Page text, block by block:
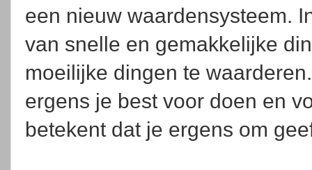
een nieuw waardensysteem.
van snelle en gemakkelijke
moeilijke dingen te
ergens je best voor doen en
betekent dat je ergens om